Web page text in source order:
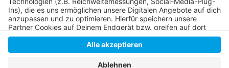
Anzeige